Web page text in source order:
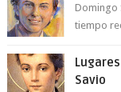
Domingo
tiempo
Savio